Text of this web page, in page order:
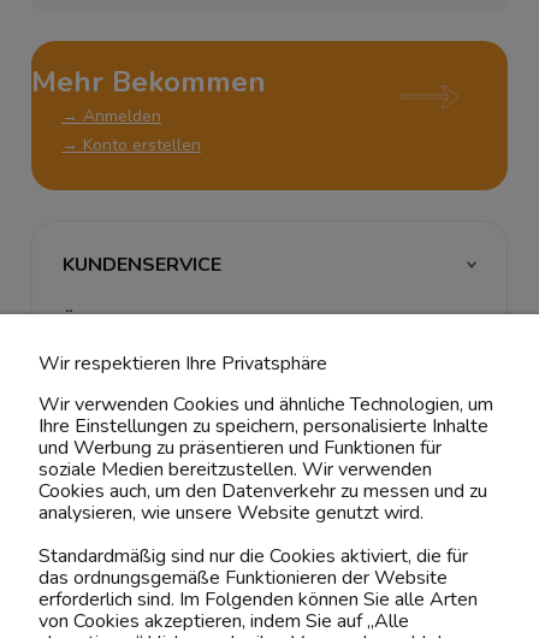
Mehr Bekommen
→ Anmelden
→ Konto erstellen
Kontaktiere uns!
0151 12200811
shop@yourhouse24.eu
KUNDENSERVICE
ÜBER UNS & RECHTLICHES
MEIN ACCOUNT
BELIEBTE KATEGORIEN
Wir respektieren Ihre Privatsphäre
Wir verwenden Cookies und ähnliche Technologien, um
Ihre Einstellungen zu speichern, personalisierte Inhalte
und Werbung zu präsentieren und Funktionen für
soziale Medien bereitzustellen. Wir verwenden
Cookies auch, um den Datenverkehr zu messen und zu
analysieren, wie unsere Website genutzt wird.
Standardmäßig sind nur die Cookies aktiviert, die für
das ordnungsgemäße Funktionieren der Website
erforderlich sind. Im Folgenden können Sie alle Arten
von Cookies akzeptieren, indem Sie auf „Alle